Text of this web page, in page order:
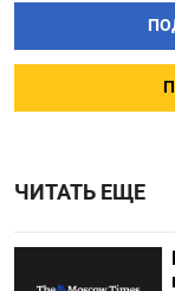
ЧИТАТЬ ЕЩЕ